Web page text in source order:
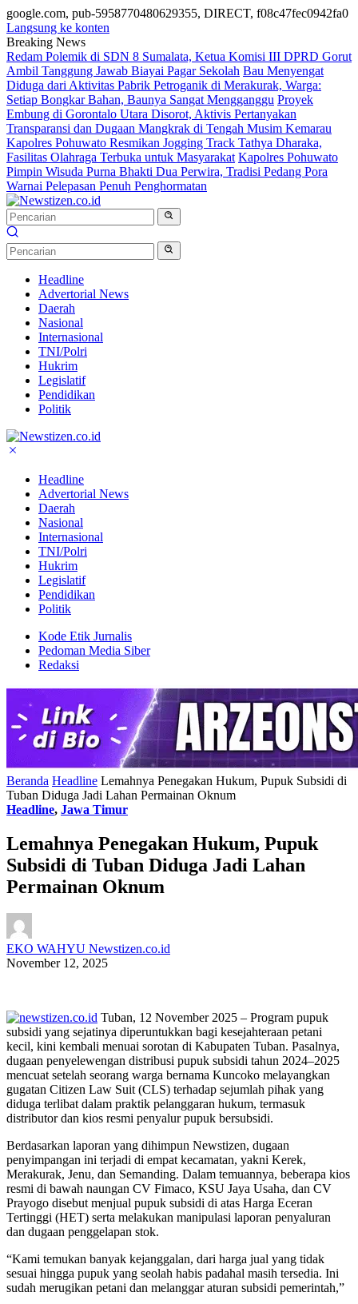
google.com, pub-5958770480629355, DIRECT, f08c47fec0942fa0
Langsung ke konten
Breaking News
Redam Polemik di SDN 8 Sumalata, Ketua Komisi III DPRD Gorut
Ambil Tanggung Jawab Biayai Pagar Sekolah Bau Menyengat
Diduga dari Aktivitas Pabrik Petroganik di Merakurak, Warga:
Setiap Bongkar Bahan, Baunya Sangat Mengganggu Proyek
Embung di Gorontalo Utara Disorot, Aktivis Pertanyakan
Transparansi dan Dugaan Mangkrak di Tengah Musim Kemarau
Kapolres Pohuwato Resmikan Jogging Track Tathya Dharaka,
Fasilitas Olahraga Terbuka untuk Masyarakat Kapolres Pohuwato
Pimpin Wisuda Purna Bhakti Dua Perwira, Tradisi Pedang Pora
Warnai Pelepasan Penuh Penghormatan
Headline
Advertorial News
Daerah
Nasional
Internasional
TNI/Polri
Hukrim
Legislatif
Pendidikan
Politik
Headline
Advertorial News
Daerah
Nasional
Internasional
TNI/Polri
Hukrim
Legislatif
Pendidikan
Politik
Kode Etik Jurnalis
Pedoman Media Siber
Redaksi
Beranda Headline Lemahnya Penegakan Hukum, Pupuk Subsidi di
Tuban Diduga Jadi Lahan Permainan Oknum
Headline, Jawa Timur
Lemahnya Penegakan Hukum, Pupuk
Subsidi di Tuban Diduga Jadi Lahan
Permainan Oknum
EKO WAHYU Newstizen.co.id
November 12, 2025
Tuban, 12 November 2025 – Program pupuk
subsidi yang sejatinya diperuntukkan bagi kesejahteraan petani
kecil, kini kembali menuai sorotan di Kabupaten Tuban. Pasalnya,
dugaan penyelewengan distribusi pupuk subsidi tahun 2024–2025
mencuat setelah seorang warga bernama Kuncoko melayangkan
gugatan Citizen Law Suit (CLS) terhadap sejumlah pihak yang
diduga terlibat dalam praktik pelanggaran hukum, termasuk
distributor dan kios resmi penyalur pupuk bersubsidi.
Berdasarkan laporan yang dihimpun Newstizen, dugaan
penyimpangan ini terjadi di empat kecamatan, yakni Kerek,
Merakurak, Jenu, dan Semanding. Dalam temuannya, beberapa kios
resmi di bawah naungan CV Fimaco, KSU Jaya Usaha, dan CV
Prayogo disebut menjual pupuk subsidi di atas Harga Eceran
Tertinggi (HET) serta melakukan manipulasi laporan penyaluran
dan dugaan penggelapan stok.
“Kami temukan banyak kejanggalan, dari harga jual yang tidak
sesuai hingga pupuk yang seolah habis padahal masih tersedia. Ini
sudah merugikan petani dan melanggar aturan subsidi pemerintah,”